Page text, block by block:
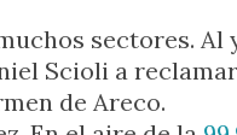
sectores. Al
Scioli a
de Areco.